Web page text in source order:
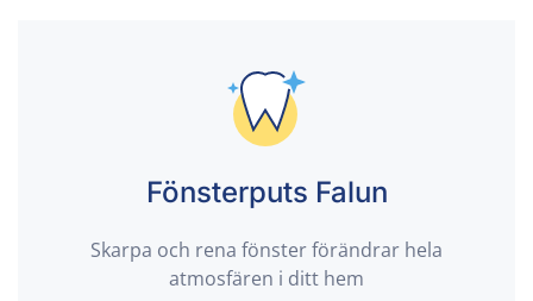
Fönsterputs Falun
Skarpa och rena fönster förändrar hela
atmosfären i ditt hem